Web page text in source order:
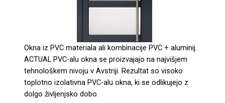
Okna iz PVC materiala ali kombinacije PVC + aluminij.
ACTUAL PVC-alu okna se proizvajajo na najvišjem
tehnološkem nivoju v Avstriji. Rezultat so visoko
toplotno izolativna PVC-alu okna, ki se odlikujejo z
dolgo življenjsko dobo.